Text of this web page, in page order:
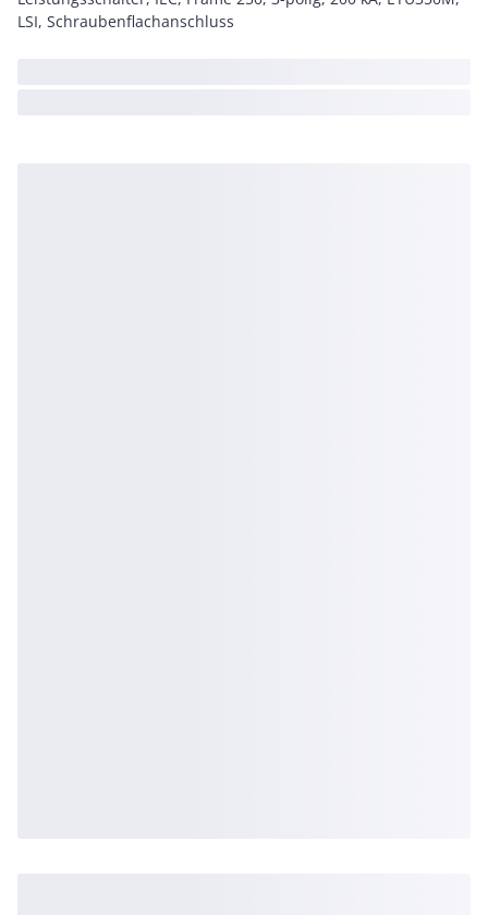
LSI, Schraubenflachanschluss